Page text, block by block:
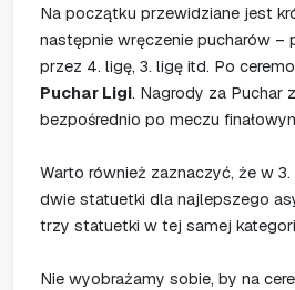
Na początku przewidziane jest
następnie wręczenie pucharów –
przez 4. ligę, 3. ligę itd. Po
Puchar Ligi. Nagrody za Puchar
bezpośrednio po meczu
Warto również zaznaczyć, że w
dwie statuetki dla najlepszego
trzy statuetki w tej samej
Nie wyobrażamy sobie, by na